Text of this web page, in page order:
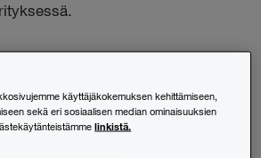
Facebook
X (Twitter)
käyttäjäkokemuksen kehittämiseen,
sekä eri sosiaalisen median ominaisuuksien
linkistä.